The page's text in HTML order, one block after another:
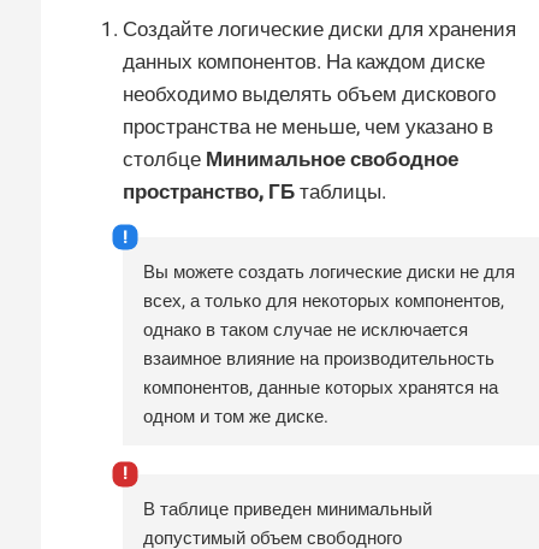
Создайте логические диски для хранения
данных компонентов. На каждом диске
необходимо выделять объем дискового
пространства не меньше, чем указано в
столбце Минимальное свободное
пространство, ГБ таблицы.
Вы можете создать логические диски не для
всех, а только для некоторых компонентов,
однако в таком случае не исключается
взаимное влияние на производительность
компонентов, данные которых хранятся на
одном и том же диске.
В таблице приведен минимальный
допустимый объем свободного